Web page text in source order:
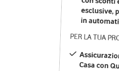
in
PER LA TUA
Casa con